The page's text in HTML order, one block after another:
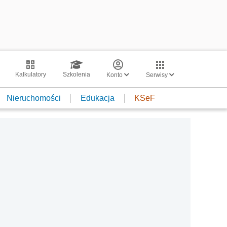
Kalkulatory Szkolenia Konto Serwisy
Nieruchomości Edukacja KSeF